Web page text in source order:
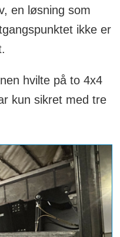
en løsning som
ikke er
hvilte på to 4x4
kun sikret med tre